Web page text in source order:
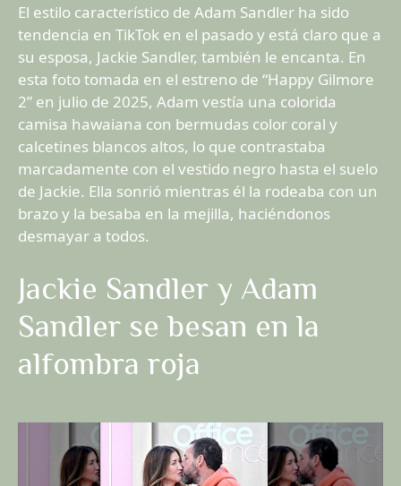
El estilo característico de Adam Sandler ha sido
tendencia en TikTok en el pasado y está claro que a
su esposa, Jackie Sandler, también le encanta. En
esta foto tomada en el estreno de “Happy Gilmore
2” en julio de 2025, Adam vestía una colorida
camisa hawaiana con bermudas color coral y
calcetines blancos altos, lo que contrastaba
marcadamente con el vestido negro hasta el suelo
de Jackie. Ella sonrió mientras él la rodeaba con un
brazo y la besaba en la mejilla, haciéndonos
desmayar a todos.
Jackie Sandler y Adam
Sandler se besan en la
alfombra roja